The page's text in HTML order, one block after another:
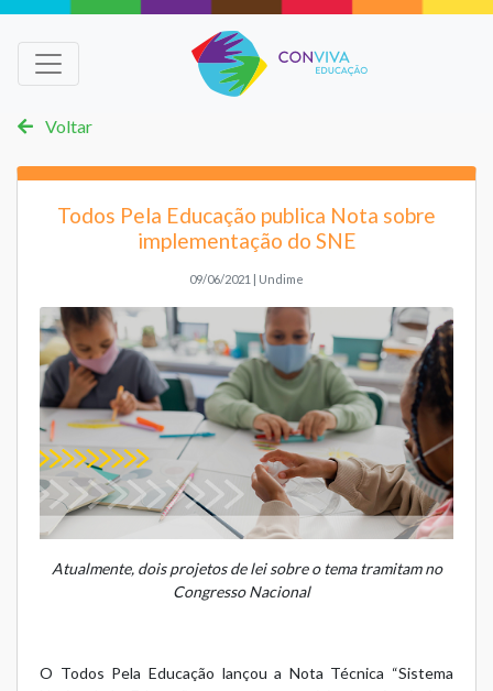
Voltar
Todos Pela Educação publica Nota sobre
implementação do SNE
09/06/2021 | Undime
Atualmente, dois projetos de lei sobre o tema tramitam no
Congresso Nacional
O Todos Pela Educação lançou a Nota Técnica “Sistema